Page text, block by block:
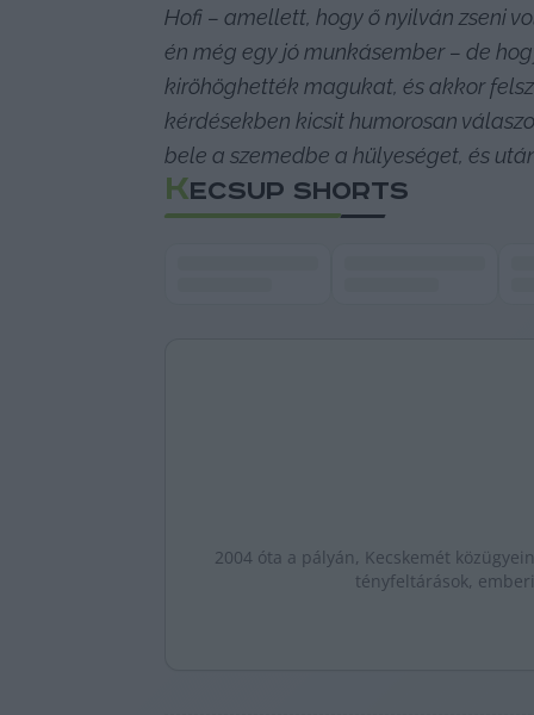
Hofi – amellett, hogy ő nyilván zseni
én még egy jó munkásember – de
kiröhöghették magukat, és akkor
kérdésekben kicsit humorosan
bele a szemedbe a hülyeséget, és
KECSUP SHORTS
2004 óta a pályán, Kecskemét
tényfeltárások,